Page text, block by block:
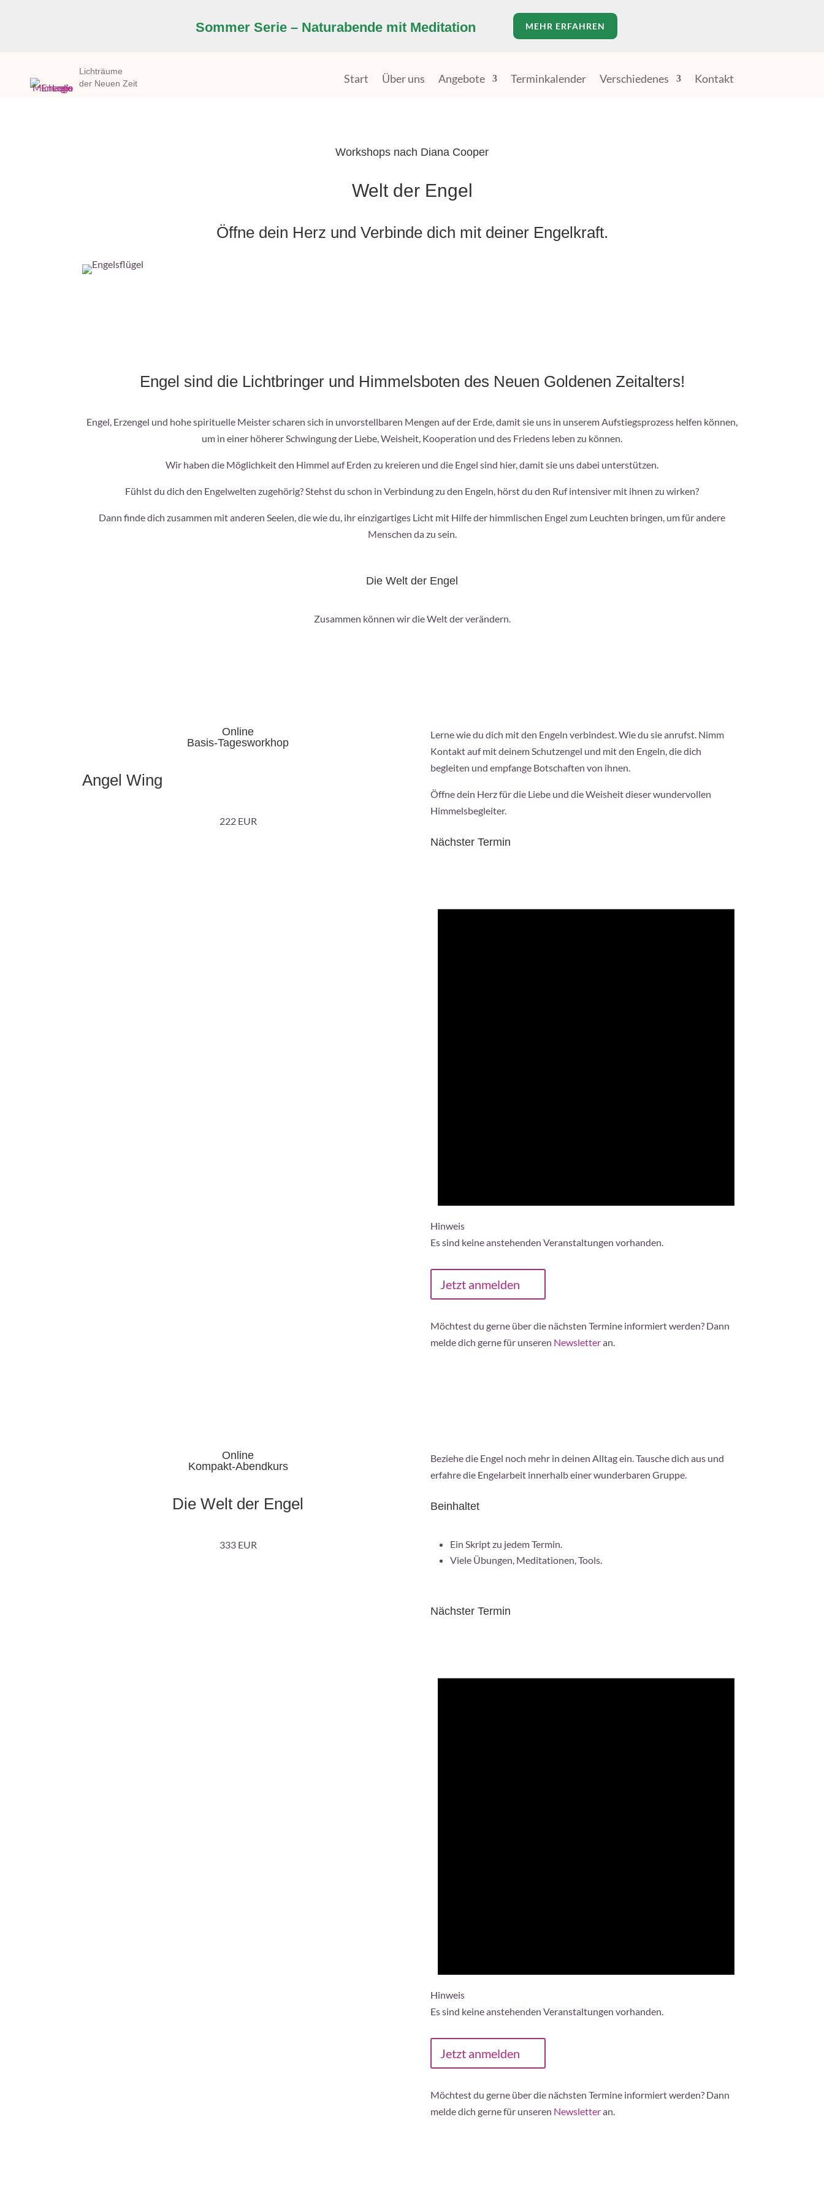
Sommer Serie – Naturabende mit Meditation MEHR ERFAHREN
Lichträume
der Neuen Zeit
Start Über uns Angebote Terminkalender Verschiedenes Kontakt
Workshops nach Diana Cooper
Welt der Engel
Öffne dein Herz und Verbinde dich mit deiner Engelkraft.
Engel sind die Lichtbringer und Himmelsboten des Neuen Goldenen Zeitalters!
Engel, Erzengel und hohe spirituelle Meister scharen sich in unvorstellbaren Mengen auf der Erde, damit sie uns in unserem Aufstiegsprozess helfen können,
um in einer höherer Schwingung der Liebe, Weisheit, Kooperation und des Friedens leben zu können.
Wir haben die Möglichkeit den Himmel auf Erden zu kreieren und die Engel sind hier, damit sie uns dabei unterstützen.
Fühlst du dich den Engelwelten zugehörig? Stehst du schon in Verbindung zu den Engeln, hörst du den Ruf intensiver mit ihnen zu wirken?
Dann finde dich zusammen mit anderen Seelen, die wie du, ihr einzigartiges Licht mit Hilfe der himmlischen Engel zum Leuchten bringen, um für andere
Menschen da zu sein.
Die Welt der Engel
Zusammen können wir die Welt der verändern.
Online
Basis-Tagesworkhop
Angel Wing
222 EUR
Lerne wie du dich mit den Engeln verbindest. Wie du sie anrufst. Nimm
Kontakt auf mit deinem Schutzengel und mit den Engeln, die dich
begleiten und empfange Botschaften von ihnen.
Öffne dein Herz für die Liebe und die Weisheit dieser wundervollen
Himmelsbegleiter.
Nächster Termin
Hinweis
Es sind keine anstehenden Veranstaltungen vorhanden.
Jetzt anmelden
Möchtest du gerne über die nächsten Termine informiert werden? Dann
melde dich gerne für unseren Newsletteran.
Online
Kompakt-Abendkurs
Die Welt der Engel
333 EUR
Beziehe die Engel noch mehr in deinen Alltag ein. Tausche dich aus und
erfahre die Engelarbeit innerhalb einer wunderbaren Gruppe.
Beinhaltet
Ein Skript zu jedem Termin.
Viele Übungen, Meditationen, Tools.
Nächster Termin
Hinweis
Es sind keine anstehenden Veranstaltungen vorhanden.
Jetzt anmelden
Möchtest du gerne über die nächsten Termine informiert werden? Dann
melde dich gerne für unseren Newsletteran.